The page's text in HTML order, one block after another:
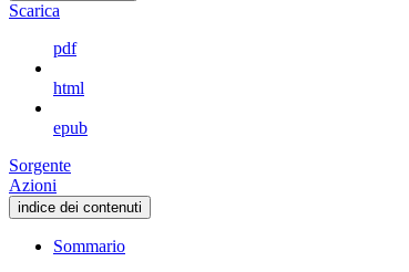
Scarica
pdf
html
epub
Sorgente
Azioni
indice dei contenuti
Sommario